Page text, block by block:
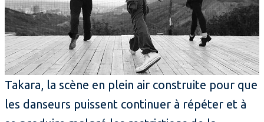
Takara, la scène en plein air construite pour que
les danseurs puissent continuer à répéter et à